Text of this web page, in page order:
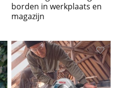
borden in werkplaats en
magazijn